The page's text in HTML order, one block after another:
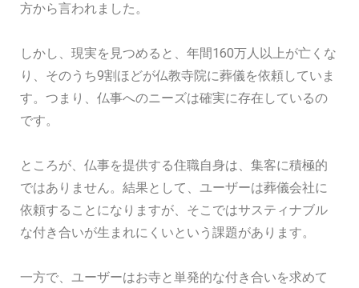
方から言われました。
しかし、現実を見つめると、年間160万人以上が亡くな
り、そのうち9割ほどが仏教寺院に葬儀を依頼していま
す。つまり、仏事へのニーズは確実に存在しているの
です。
ところが、仏事を提供する住職自身は、集客に積極的
ではありません。結果として、ユーザーは葬儀会社に
依頼することになりますが、そこではサスティナブル
な付き合いが生まれにくいという課題があります。
一方で、ユーザーはお寺と単発的な付き合いを求めて